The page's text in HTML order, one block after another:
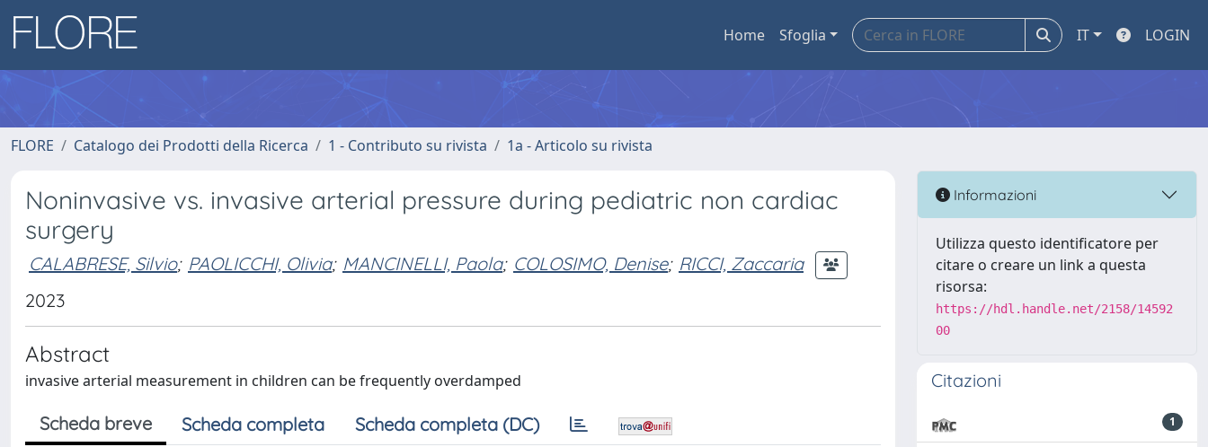
Home Sfoglia IT LOGIN
FLORE Catalogo dei Prodotti della Ricerca 1 - Contributo su rivista 1a - Articolo su rivista
Noninvasive vs. invasive arterial pressure during pediatric non cardiac
surgery
CALABRESE, Silvio; PAOLICCHI, Olivia; MANCINELLI, Paola; COLOSIMO, Denise; RICCI, Zaccaria
2023
Abstract
invasive arterial measurement in children can be frequently overdamped
Scheda breve Scheda completa Scheda completa (DC)
Informazioni
Utilizza questo identificatore per
citare o creare un link a questa
risorsa:
https://hdl.handle.net/2158/14592
00
Citazioni
1